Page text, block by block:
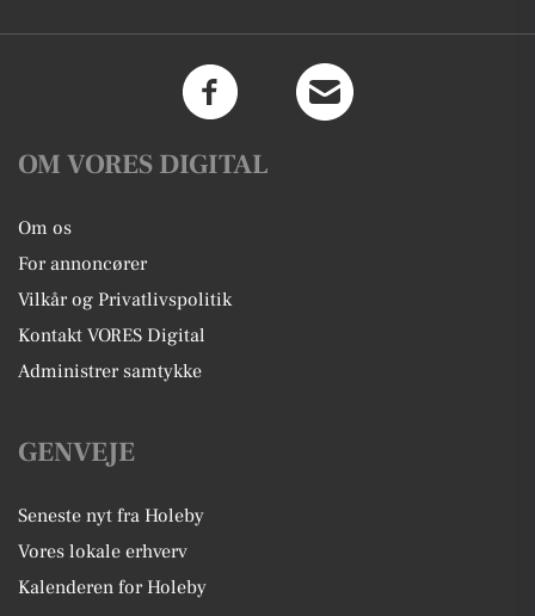
OM VORES DIGITAL
Om os
For annoncører
Vilkår og Privatlivspolitik
Kontakt VORES Digital
Administrer samtykke
GENVEJE
Seneste nyt fra Holeby
Vores lokale erhverv
Kalenderen for Holeby